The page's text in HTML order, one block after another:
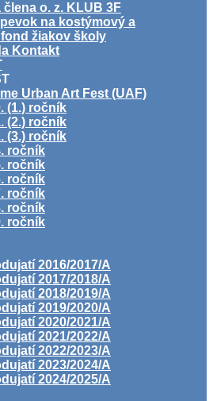
člena o. z. KLUB 3F
na kostýmový a
žiakov školy
Kontakt
Urban Art Fest (UAF)
(1.) ročník
(2.) ročník
(3.) ročník
ročník
ročník
ročník
ročník
ročník
ročník
2016/2017/A
2017/2018/A
2018/2019/A
2019/2020/A
2020/2021/A
2021/2022/A
2022/2023/A
2023/2024/A
2024/2025/A